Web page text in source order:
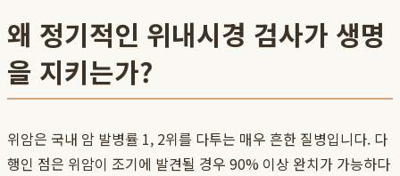
왜 정기적인 위내시경 검사가 생명
을 지키는가?
위암은 국내 암 발병률 1, 2위를 다투는 매우 흔한 질병입니다. 다
행인 점은 위암이 조기에 발견될 경우 90% 이상 완치가 가능하다